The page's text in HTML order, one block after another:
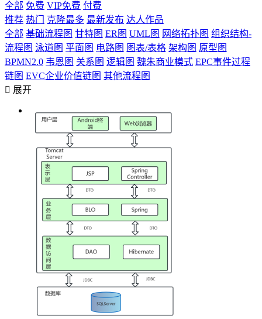
全部 免费 VIP免费 付费
推荐 热门 克隆最多 最新发布 达人作品
全部 基础流程图 甘特图 ER图 UML图 网络拓扑图 组织结构-
流程图 泳道图 平面图 电路图 图表/表格 架构图 原型图
BPMN2.0 韦恩图 关系图 逻辑图 魏朱商业模式 EPC事件过程
链图 EVC企业价值链图 其他流程图
 展开